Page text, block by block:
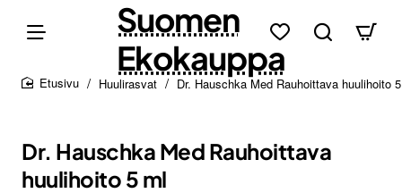
Suomen
Ekokauppa
Huulirasvat Dr. Hauschka Med Rauhoittava huulihoito
Dr. Hauschka Med Rauhoittava
huulihoito 5 ml